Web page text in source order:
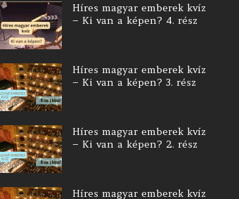
Híres magyar emberek kvíz
– Ki van a képen? 4. rész
Híres magyar emberek kvíz
– Ki van a képen? 3. rész
Híres magyar emberek kvíz
– Ki van a képen? 2. rész
Híres magyar emberek kvíz